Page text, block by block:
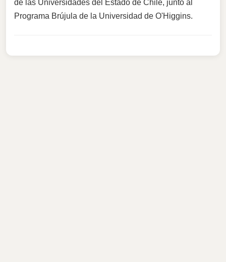
de las Universidades del Estado de Chile, junto al
Programa Brújula de la Universidad de O'Higgins.